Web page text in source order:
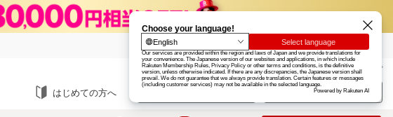
楽天グループ カード
お知らせ ヘルプ
はじめての方へ ログイン